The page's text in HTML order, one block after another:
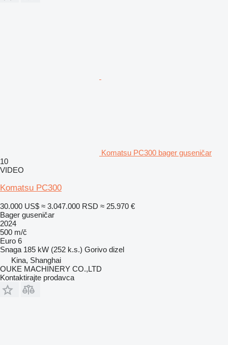
Komatsu PC300 bager guseničar
10
VIDEO
Komatsu PC300
30.000 US$ ≈ 3.047.000 RSD ≈ 25.970 €
Bager guseničar
2024
500 m/č
Euro 6
Snaga 185 kW (252 k.s.) Gorivo dizel
Kina, Shanghai
OUKE MACHINERY CO.,LTD
Kontaktirajte prodavca